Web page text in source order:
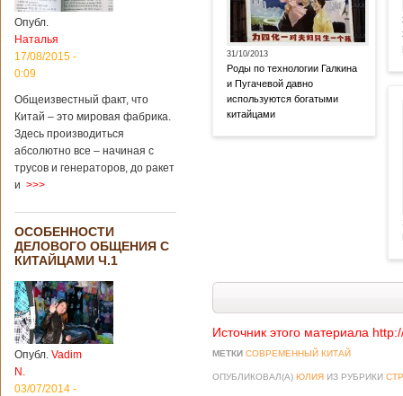
Опубл.
Наталья
17/08/2015 -
0:09
Общеизвестный факт, что
Китай – это мировая фабрика.
Здесь производиться
абсолютно все – начиная с
трусов и генераторов, до ракет
и >>>
ОСОБЕННОСТИ
ДЕЛОВОГО ОБЩЕНИЯ С
КИТАЙЦАМИ Ч.1
Опубл. Vadim
N.
03/07/2014 -
31/10/2013
Роды по технологии Галкина
и Пугачевой давно
используются богатыми
китайцами
Источник этого материала
МЕТКИ СОВРЕМЕННЫЙ КИТАЙ
ОПУБЛИКОВАЛ(А) ЮЛИЯ ИЗ РУБРИКИ